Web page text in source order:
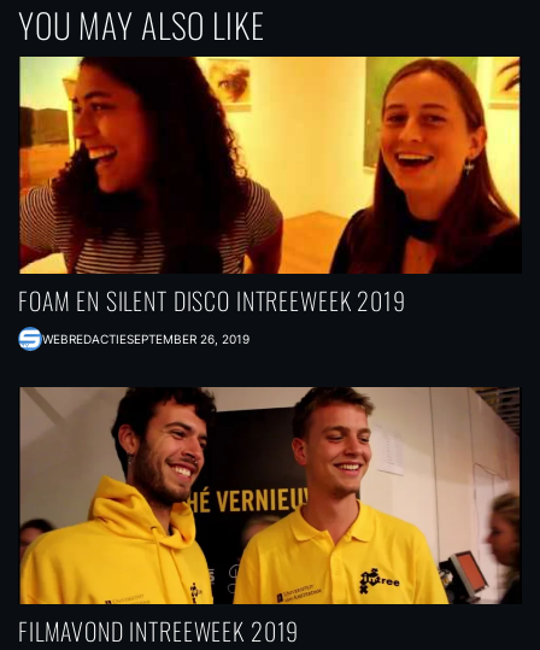
YOU MAY ALSO LIKE
FOAM EN SILENT DISCO INTREEWEEK 2019
WEBREDACTIESEPTEMBER 26, 2019
FILMAVOND INTREEWEEK 2019